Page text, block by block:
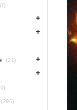
(21)
(296)